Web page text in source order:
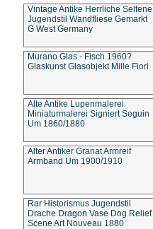
Vintage Antike Herrliche Seltene
Jugendstil Wandfliese Gemarkt
G West Germany
Murano Glas - Fisch 1960?
Glaskunst Glasobjekt Mille Fiori
Alte Antike Lupenmalerei
Miniaturmalerei Signiert Seguin
Um 1860/1880
Alter Antiker Granat Armreif
Armband Um 1900/1910
Rar Historismus Jugendstil
Drache Dragon Vase Dog Relief
Scene Art Nouveau 1880